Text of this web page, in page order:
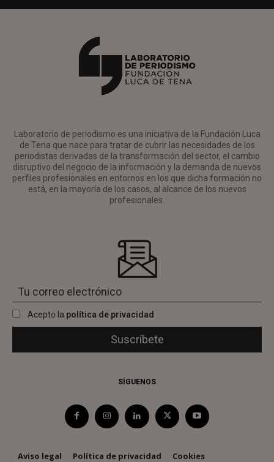
Laboratorio de periodismo es una iniciativa de la Fundación Luca
de Tena que nace para tratar de cubrir las necesidades de los
periodistas derivadas de la transformación del sector, el cambio
disruptivo del negocio de la información y la demanda de nuevos
perfiles profesionales en entornos en los que dicha formación no
está, en la mayoría de los casos, al alcance de los nuevos
profesionales.
Acepto la política de privacidad
SÍGUENOS
Aviso legal Política de privacidad Cookies